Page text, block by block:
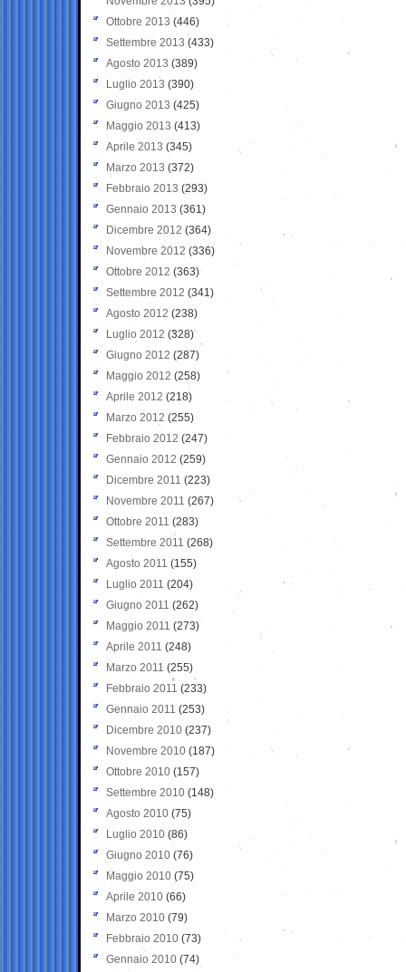
Ottobre 2013 (446)
Settembre 2013 (433)
Agosto 2013 (389)
Luglio 2013 (390)
Giugno 2013 (425)
Maggio 2013 (413)
Aprile 2013 (345)
Marzo 2013 (372)
Febbraio 2013 (293)
Gennaio 2013 (361)
Dicembre 2012 (364)
Novembre 2012 (336)
Ottobre 2012 (363)
Settembre 2012 (341)
Agosto 2012 (238)
Luglio 2012 (328)
Giugno 2012 (287)
Maggio 2012 (258)
Aprile 2012 (218)
Marzo 2012 (255)
Febbraio 2012 (247)
Gennaio 2012 (259)
Dicembre 2011 (223)
Novembre 2011 (267)
Ottobre 2011 (283)
Settembre 2011 (268)
Agosto 2011 (155)
Luglio 2011 (204)
Giugno 2011 (262)
Maggio 2011 (273)
Aprile 2011 (248)
Marzo 2011 (255)
Febbraio 2011 (233)
Gennaio 2011 (253)
Dicembre 2010 (237)
Novembre 2010 (187)
Ottobre 2010 (157)
Settembre 2010 (148)
Agosto 2010 (75)
Luglio 2010 (86)
Giugno 2010 (76)
Maggio 2010 (75)
Aprile 2010 (66)
Marzo 2010 (79)
Febbraio 2010 (73)
Gennaio 2010 (74)